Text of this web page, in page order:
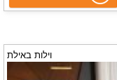
וילות באילת